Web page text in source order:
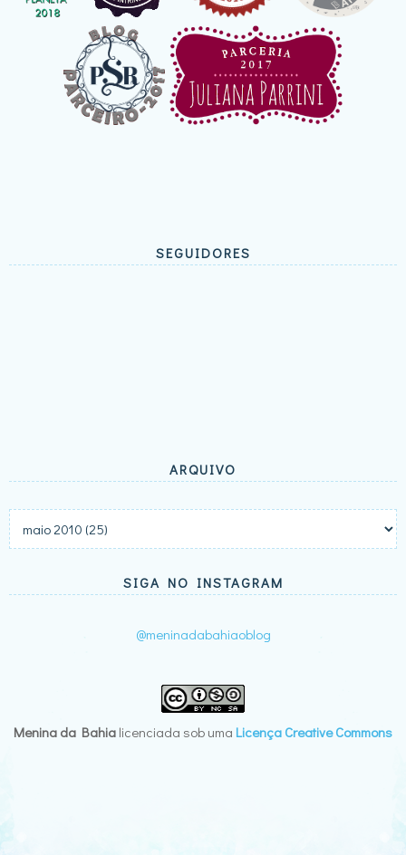
SEGUIDORES
ARQUIVO
SIGA NO INSTAGRAM
@meninadabahiaoblog
Menina da Bahia licenciada sob uma Licença Creative Commons